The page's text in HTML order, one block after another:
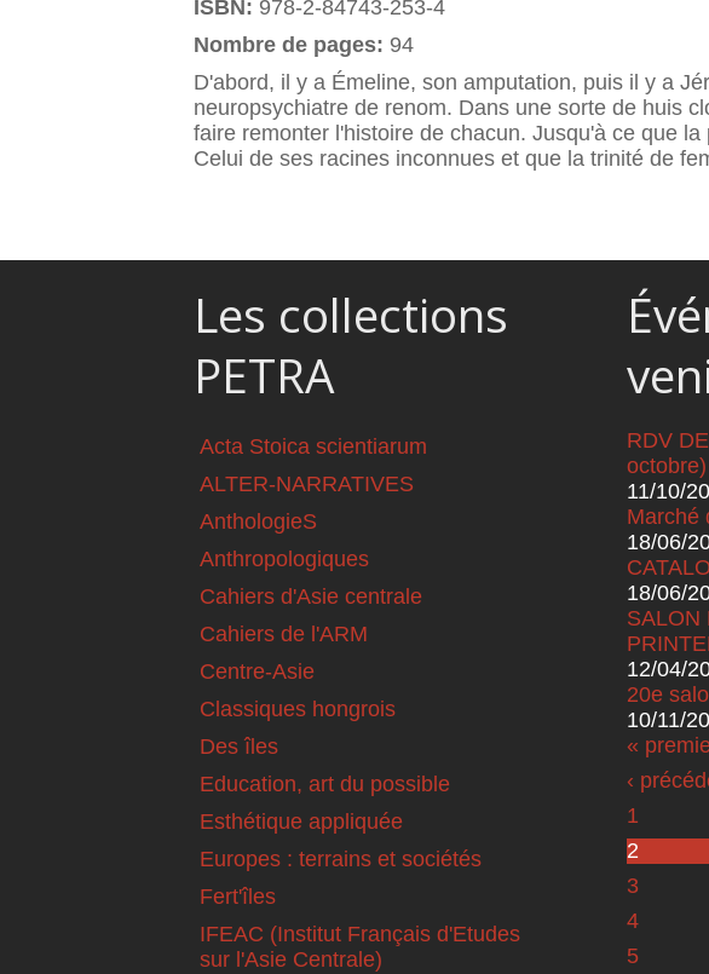
ISBN: 978-2-84743-253-4
Nombre de pages: 94
D'abord, il y a Émeline, son amputation, puis il y a
neuropsychiatre de renom. Dans une sorte de huis
faire remonter l'histoire de chacun. Jusqu'à ce que
Celui de ses racines inconnues et que la trinité de
Les collections
PETRA
Acta Stoica scientiarum
ALTER-NARRATIVES
AnthologieS
Anthropologiques
Cahiers d'Asie centrale
Cahiers de l'ARM
Centre-Asie
Classiques hongrois
Des îles
Education, art du possible
Esthétique appliquée
Europes : terrains et sociétés
Fert'îles
IFEAC (Institut Français d'Etudes
sur l'Asie Centrale)
RDV
octobre)
11/10/
Marché
18/06/
18/06/
SALON
12/04/
20e
10/11/
«
‹
1
2
3
4
5